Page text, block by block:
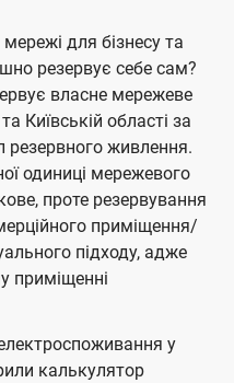
для бізнесу та
резервує себе сам?
власне мережеве
Київській області за
живлення.
одиниці мережевого
проте резервування
приміщення/
підходу, адже
приміщенні
у
калькулятор